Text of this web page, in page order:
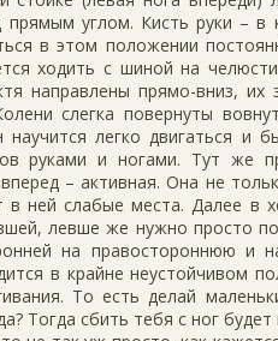
углом. Кисть руки – в
в этом положении
ходить с шиной на
направлены прямо-вниз, их
слегка повернуты
легко двигаться и
руками и ногами. Тут же
– активная. Она не
ней слабые места. Далее в
левше же нужно просто
на правостороннюю и
в крайне неустойчивом
То есть делай
Тогда сбить тебя с ног будет